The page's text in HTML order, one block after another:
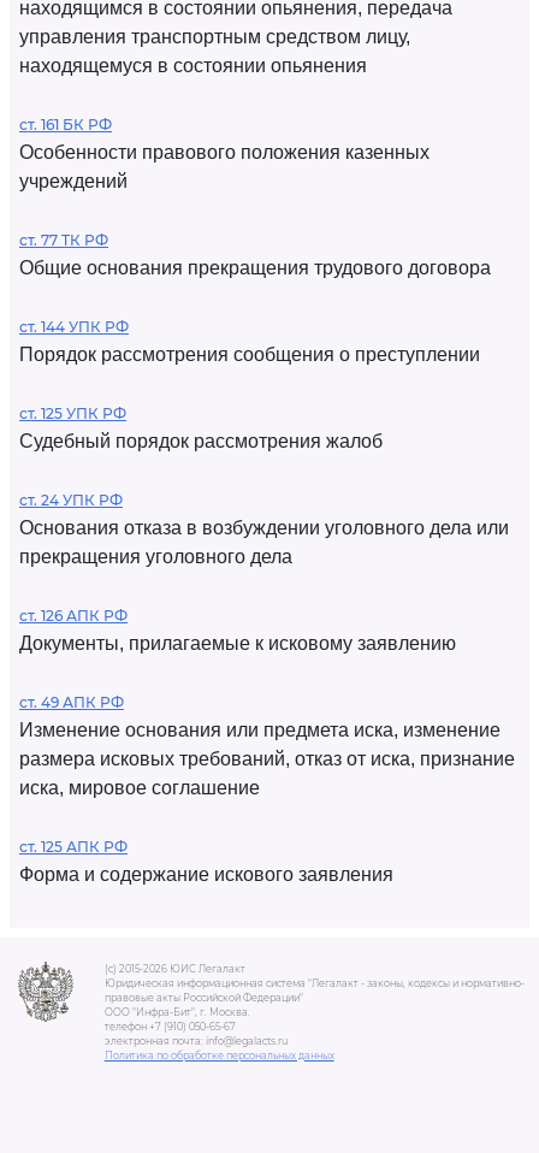
находящимся в состоянии опьянения, передача
управления транспортным средством лицу,
находящемуся в состоянии опьянения
ст. 161 БК РФ
Особенности правового положения казенных
учреждений
ст. 77 ТК РФ
Общие основания прекращения трудового договора
ст. 144 УПК РФ
Порядок рассмотрения сообщения о преступлении
ст. 125 УПК РФ
Судебный порядок рассмотрения жалоб
ст. 24 УПК РФ
Основания отказа в возбуждении уголовного дела или
прекращения уголовного дела
ст. 126 АПК РФ
Документы, прилагаемые к исковому заявлению
ст. 49 АПК РФ
Изменение основания или предмета иска, изменение
размера исковых требований, отказ от иска, признание
иска, мировое соглашение
ст. 125 АПК РФ
Форма и содержание искового заявления
(c) 2015-2026 ЮИС Легалакт
Юридическая информационная система "Легалакт - законы, кодексы и нормативно-
правовые акты Российской Федерации"
ООО "Инфра-Бит", г. Москва.
телефон +7 (910) 050-65-67
электронная почта: info@legalacts.ru
Политика по обработке персональных данных